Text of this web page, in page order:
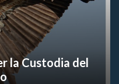
la Custodia del